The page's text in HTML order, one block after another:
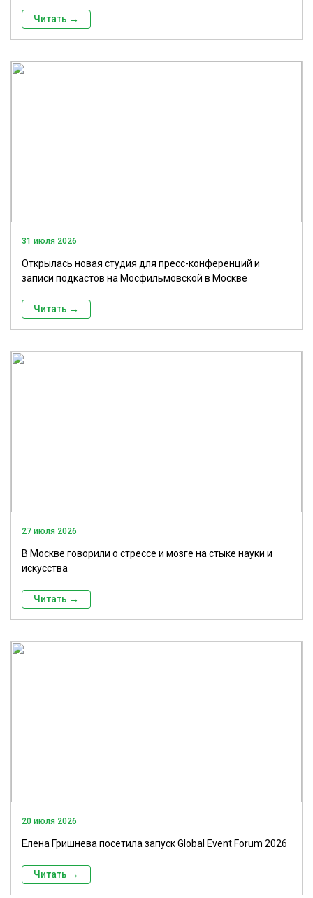
Читать →
31 июля 2026
Открылась новая студия для пресс-конференций и
записи подкастов на Мосфильмовской в Москве
Читать →
27 июля 2026
В Москве говорили о стрессе и мозге на стыке науки и
искусства
Читать →
20 июля 2026
Елена Гришнева посетила запуск Global Event Forum 2026
Читать →